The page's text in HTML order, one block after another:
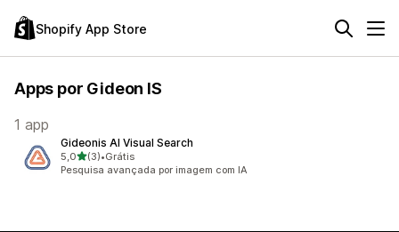
Shopify App Store
Apps por Gideon IS
1 app
Gideonis AI Visual Search
5,0de 5 estrelas
(3)
3 avaliações ao todo
•Grátis
Pesquisa avançada por imagem com IA